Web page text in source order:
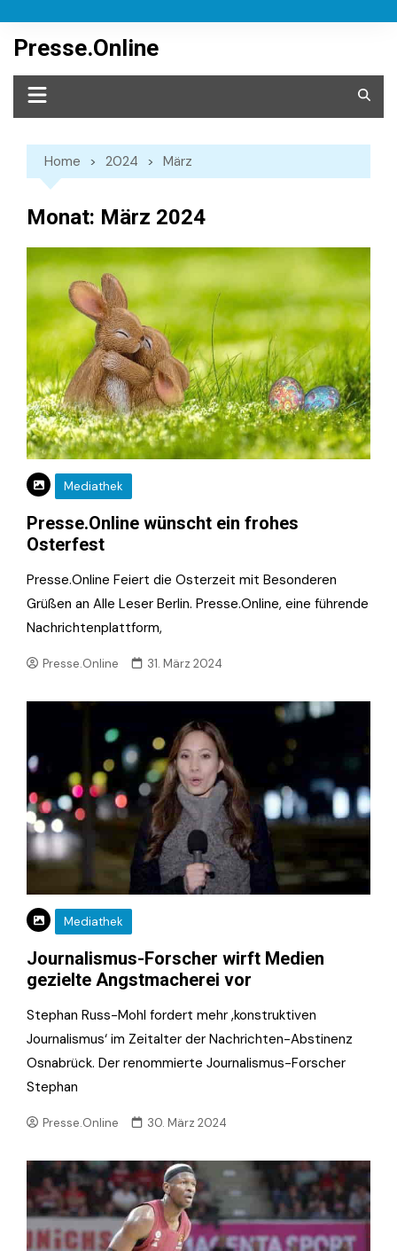
content
Presse.Online
Home 2024 März
Monat: März 2024
Mediathek
Presse.Online wünscht ein frohes
Osterfest
Presse.Online Feiert die Osterzeit mit Besonderen
Grüßen an Alle Leser Berlin. Presse.Online, eine führende
Nachrichtenplattform,
Presse.Online 31. März 2024
Mediathek
Journalismus-Forscher wirft Medien
gezielte Angstmacherei vor
Stephan Russ-Mohl fordert mehr ‚konstruktiven
Journalismus‘ im Zeitalter der Nachrichten-Abstinenz
Osnabrück. Der renommierte Journalismus-Forscher
Stephan
Presse.Online 30. März 2024